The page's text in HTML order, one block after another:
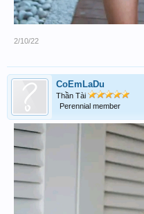
2/10/22
CoEmLaDu
Thần Tài
Perennial member